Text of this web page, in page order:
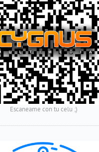
Escaneame con tu celu ;)